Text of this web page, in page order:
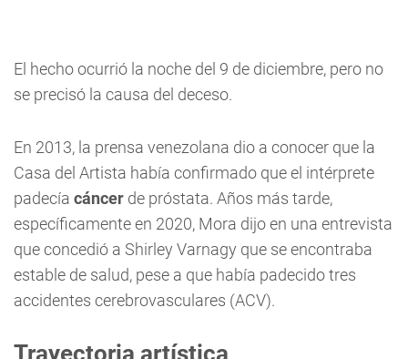
El hecho ocurrió la noche del 9 de diciembre, pero no
se precisó la causa del deceso.
En 2013, la prensa venezolana dio a conocer que la
Casa del Artista había confirmado que el intérprete
padecía cáncer de próstata. Años más tarde,
específicamente en 2020, Mora dijo en una entrevista
que concedió a Shirley Varnagy que se encontraba
estable de salud, pese a que había padecido tres
accidentes cerebrovasculares (ACV).
Trayectoria artística